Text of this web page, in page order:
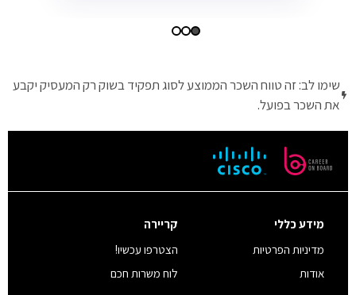
שימו לב: זה טווח השכר הממוצע לסוג תפקיד בשוק רק המעסיק יקבע
את השכר בפועל.
מידע כללי
מדיניות הפרטיות
אודות
קריירה
הצטרפו עכשיו!
לוח משרות חכם